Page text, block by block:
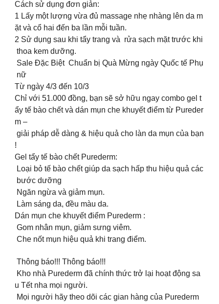
Cách sử dụng đơn giản:
1️ Lấy một lượng vừa đủ massage nhẹ nhàng lên da m
ặt và cổ hai đến ba lần mỗi tuần.
2️ Sử dụng sau khi tẩy trang và rửa sạch mặt trước khi
thoa kem dưỡng.
Sale Đặc Biệt Chuẩn bị Quà Mừng ngày Quốc tế Phụ
nữ
Từ ngày 4/3 đến 10/3
Chỉ với 51.000 đồng, bạn sẽ sở hữu ngay combo gel t
ẩy tế bào chết và dán mụn che khuyết điểm từ Pureder
m –
giải pháp dễ dàng & hiệu quả cho làn da mụn của bạn
! ‍️
Gel tẩy tế bào chết Purederm:
Loại bỏ tế bào chết giúp da sạch hấp thu hiệu quả các
bước dưỡng
Ngăn ngừa và giảm mụn.
Làm sáng da, đều màu da.
Dán mụn che khuyết điểm Purederm :
Gom nhân mụn, giảm sưng viêm.
Che nốt mụn hiệu quả khi trang điểm.
Thông báo!!! Thông báo!!!
Kho nhà Purederm đã chính thức trở lại hoạt động sa
u Tết nha mọi người.
Mọi người hãy theo dõi các gian hàng của Purederm